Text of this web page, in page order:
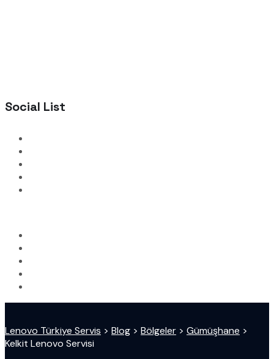
Social List
Lenovo Türkiye Servis > Blog > Bölgeler > Gümüşhane >
Kelkit Lenovo Servisi